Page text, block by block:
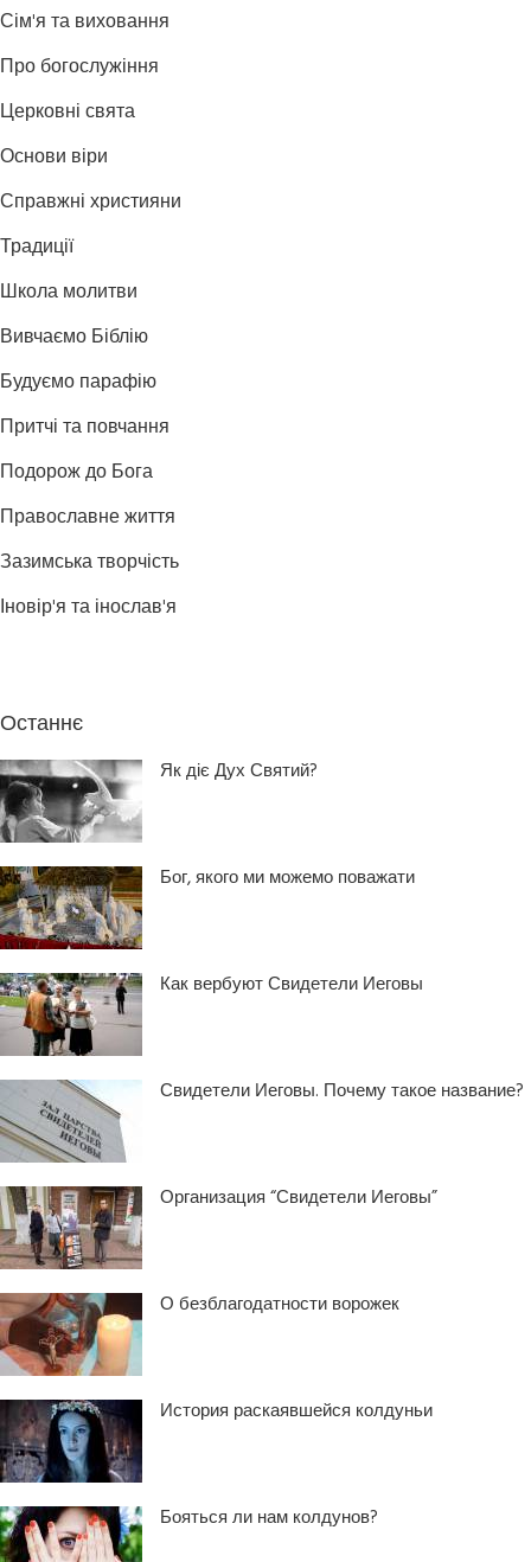
Сім'я та виховання
Про богослужіння
Церковні свята
Основи віри
Справжні християни
Традиції
Школа молитви
Вивчаємо Біблію
Будуємо парафію
Притчі та повчання
Подорож до Бога
Православне життя
Зазимська творчість
Іновір'я та інослав'я
Останнє
Як діє Дух Святий?
Бог, якого ми можемо поважати
Как вербуют Свидетели Иеговы
Свидетели Иеговы. Почему такое название?
Организация “Свидетели Иеговы”
О безблагодатности ворожек
История раскаявшейся колдуньи
Бояться ли нам колдунов?